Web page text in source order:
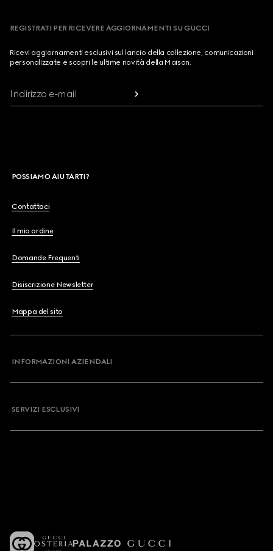
REGISTRATI PER RICEVERE AGGIORNAMENTI SU GUCCI
Ricevi aggiornamenti esclusivi sul lancio della collezione, comunicazioni
personalizzate e scopri le ultime novità della Maison.
Indirizzo e-mail
POSSIAMO AIUTARTI?
Contattaci
Il mio ordine
Domande Frequenti
Disiscrizione Newsletter
Mappa del sito
INFORMAZIONI AZIENDALI
SERVIZI ESCLUSIVI